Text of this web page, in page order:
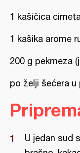
1 kašičica
1 kašika arome
200 g pekmeza
po želji šećera u
U jedan sud